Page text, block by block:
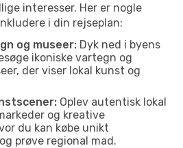
interesser. Her er nogle
i din rejseplan:
og museer: Dyk ned i byens
ikoniske vartegn og
der viser lokal kunst og
Oplev autentisk lokal
og kreative
du kan købe unikt
prøve regional mad.